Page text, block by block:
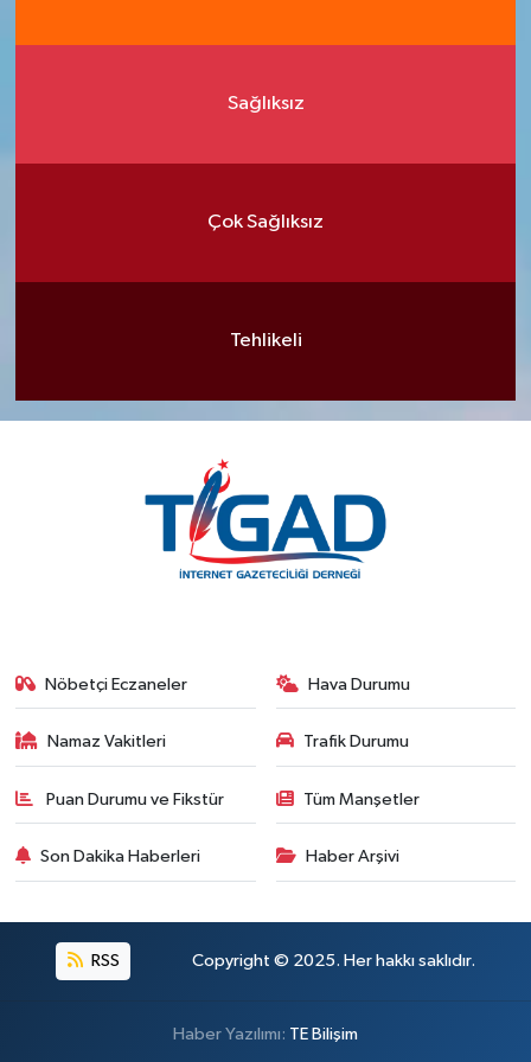
Sağlıksız
Çok Sağlıksız
Tehlikeli
Nöbetçi Eczaneler Hava Durumu
Namaz Vakitleri Trafik Durumu
Puan Durumu ve Fikstür Tüm Manşetler
Son Dakika Haberleri Haber Arşivi
RSS Copyright © 2025. Her hakkı saklıdır.
Haber Yazılımı: TE Bilişim